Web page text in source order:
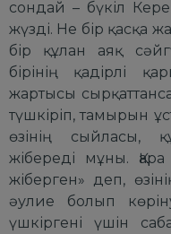
сондай – бүкіл
жүзді. Не бір қасқа
бір құлан аяқ
бірінің қадірлі
жартысы
түшкіріп, тамырын
өзінің сыйласы,
жібереді мұны.
жіберген» деп,
әулие болып
үшкіргені үшін